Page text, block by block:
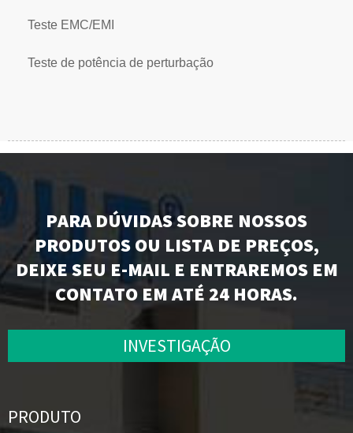
Teste EMC/EMI
Teste de potência de perturbação
PARA DÚVIDAS SOBRE NOSSOS
PRODUTOS OU LISTA DE PREÇOS,
DEIXE SEU E-MAIL E ENTRAREMOS EM
CONTATO EM ATÉ 24 HORAS.
INVESTIGAÇÃO
PRODUTO